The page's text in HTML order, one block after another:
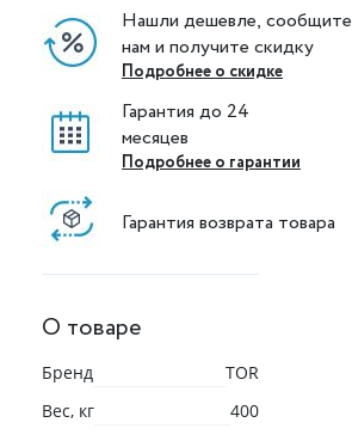
Нашли дешевле, сообщите
нам и получите скидку
Подробнее о скидке
Гарантия до 24
месяцев
Подробнее о гарантии
Гарантия возврата товара
О товаре
Бренд
TOR
Вес, кг
400